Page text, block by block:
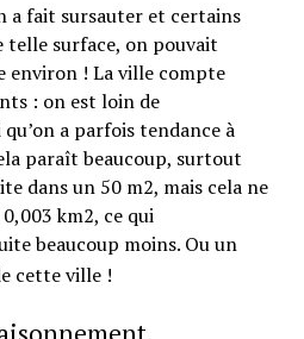
a fait sursauter et certains
telle surface, on pouvait
! La ville compte
: on est loin de
a parfois tendance à
paraît beaucoup, surtout
dans un 50 m2, mais cela ne
km2, ce qui
beaucoup moins. Ou un
cette ville !